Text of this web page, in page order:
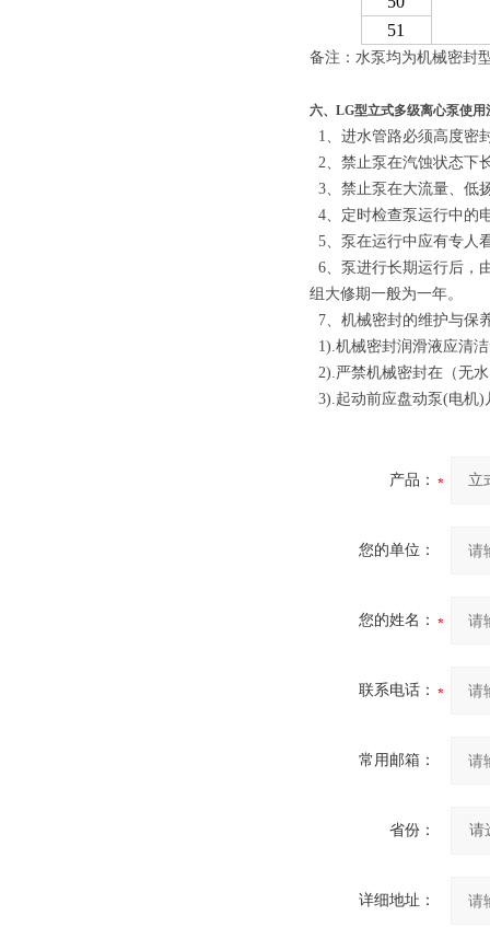
51
备注：水泵均为机械密封
六、 LG型立式多级离心泵使用
1、 进水管路必须高度密
2、 禁止泵在汽蚀状态下
3、 禁止泵在大流量、低
4、 定时检查泵运行中的
5、 泵在运行中应有专
6、 泵进行长期运行后，
组大修期一般为一年。
7、 机械密封的维护与保
1).机械密封润滑液应清
2).严禁机械密封在 （无
3).起动前应盘动泵(电机
产品：
您的单位：
您的姓名：
联系电话：
常用邮箱：
省份：
详细地址：